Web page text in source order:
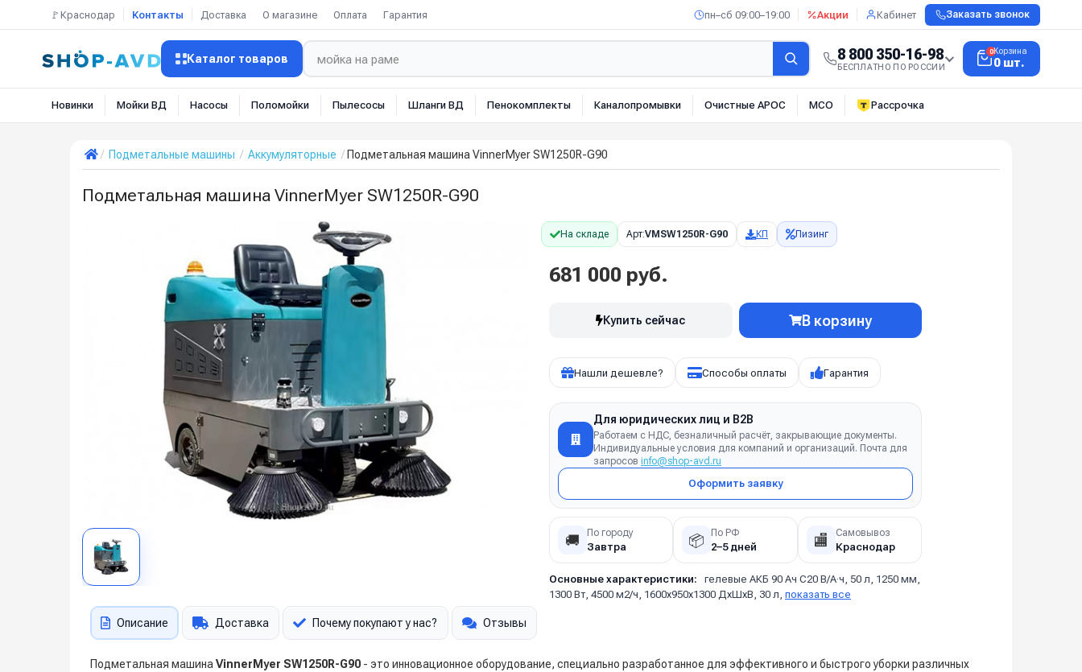
🚩Краснодар Контакты Доставка О магазине Оплата Гарантия пн–сб 09:00–19:00 Акции Кабинет Заказать звонок
Каталог товаров 8 800 350-16-98
БЕСПЛАТНО ПО РОССИИ
0Корзина
0 шт.
Новинки Мойки ВД Насосы Поломойки Пылесосы Шланги ВД Пенокомплекты Каналопромывки Очистные АРОС МСО Рассрочка
Подметальные машины Аккумуляторные Подметальная машина VinnerMyer SW1250R-G90
Подметальная машина VinnerMyer SW1250R-G90
На складе Арт:VMSW1250R-G90 КП Лизинг
681 000 руб.
Купить сейчас В корзину
Нашли дешевле? Способы оплаты Гарантия
Для юридических лиц и B2B
Работаем с НДС, безналичный расчёт, закрывающие документы.
Индивидуальные условия для компаний и организаций. Почта для
запросов info@shop-avd.ru
Оформить заявку
🚚 По городу
Завтра 📦 По РФ
2–5 дней 🏬 Самовывоз
Краснодар
Основные характеристики:
гелевые АКБ 90 Ач С20 В/А·ч, 50 л, 1250 мм,
1300 Вт, 4500 м2/ч, 1600х950х1300 ДхШхВ, 30 л, показать все
Описание Доставка Почему покупают у нас? Отзывы
Подметальная машина VinnerMyer SW1250R-G90 - это инновационное оборудование, специально разработанное для эффективного и быстрого уборки различных